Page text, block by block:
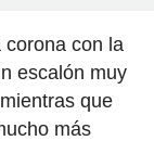
corona con la
escalón muy
que
más